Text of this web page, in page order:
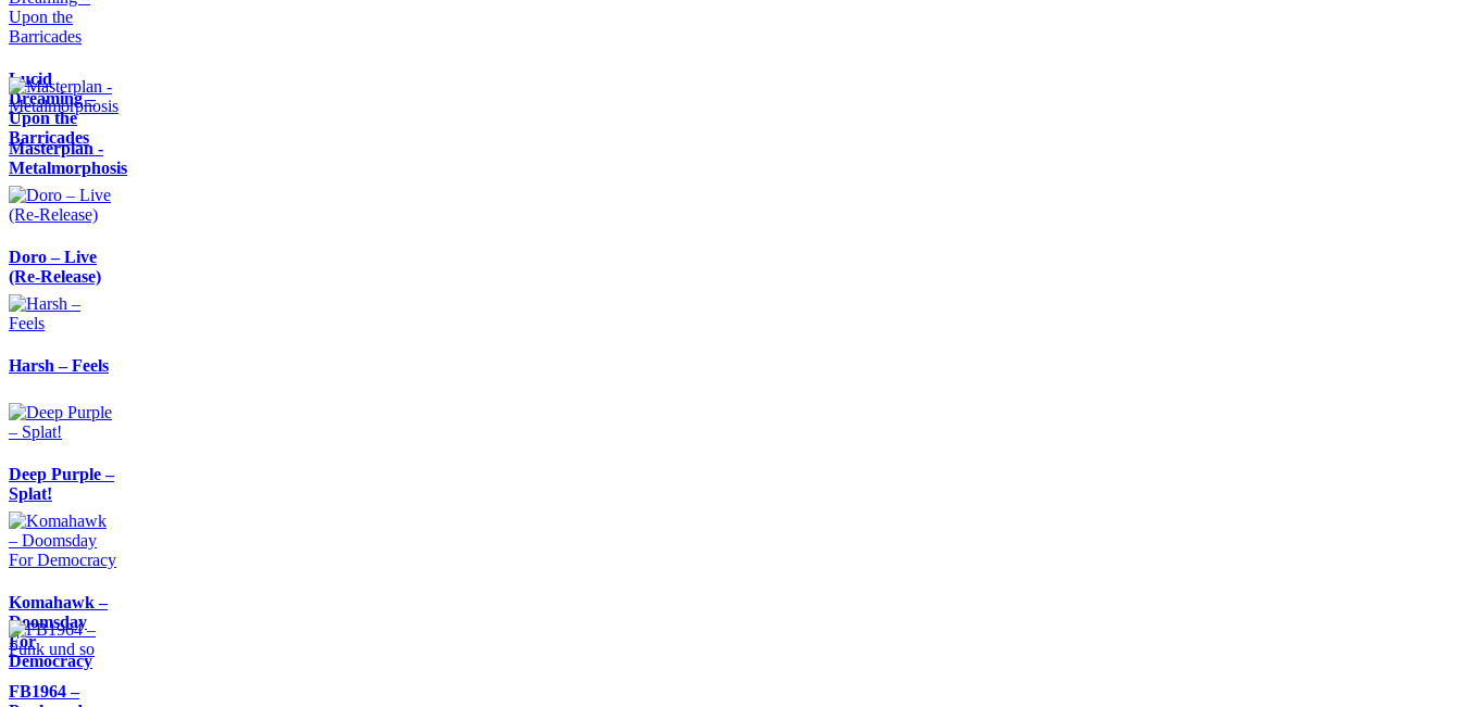
Lucid
Dreaming –
Upon the
Barricades
Masterplan -
Metalmorphosis
Doro – Live
(Re-Release)
Harsh – Feels
Deep Purple –
Splat!
Komahawk –
Doomsday
For
Democracy
FB1964 –